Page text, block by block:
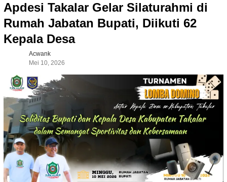
Apdesi Takalar Gelar Silaturahmi di
Rumah Jabatan Bupati, Diikuti 62
Kepala Desa
Acwank
Mei 10, 2026